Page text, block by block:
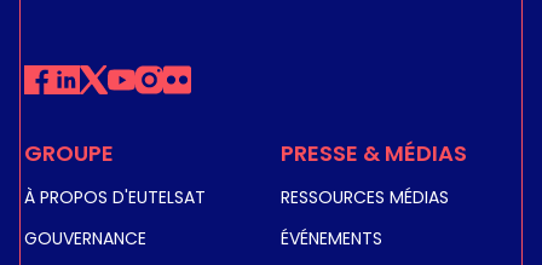
GROUPE
À PROPOS D'EUTELSAT
GOUVERNANCE
PRESSE & MÉDIAS
RESSOURCES MÉDIAS
ÉVÉNEMENTS